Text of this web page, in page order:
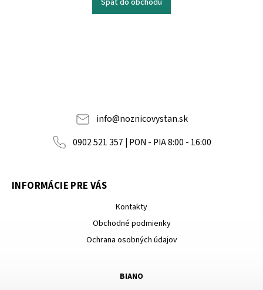
info@noznicovystan.sk
0902 521 357 | PON - PIA 8:00 - 16:00
INFORMÁCIE PRE VÁS
Kontakty
Obchodné podmienky
Ochrana osobných údajov
BIANO